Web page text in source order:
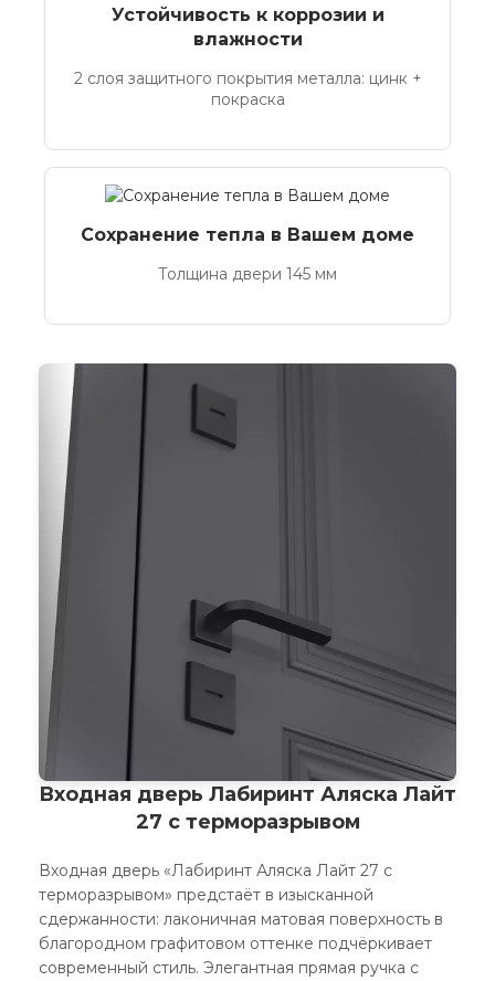
Устойчивость к коррозии и
влажности
2 слоя защитного покрытия металла: цинк +
покраска
Сохранение тепла в Вашем доме
Толщина двери 145 мм
Входная дверь Лабиринт Аляска Лайт
27 с терморазрывом
Входная дверь «Лабиринт Аляска Лайт 27 с
терморазрывом» предстаёт в изысканной
сдержанности: лаконичная матовая поверхность в
благородном графитовом оттенке подчёркивает
современный стиль. Элегантная прямая ручка с